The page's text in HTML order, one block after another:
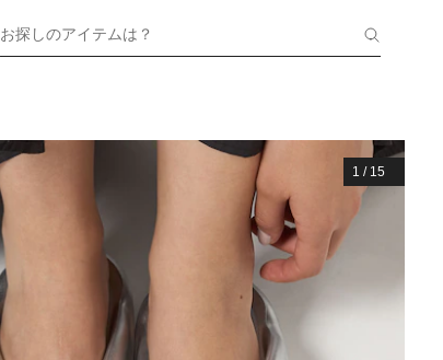
お探しのアイテムは？
1 / 15